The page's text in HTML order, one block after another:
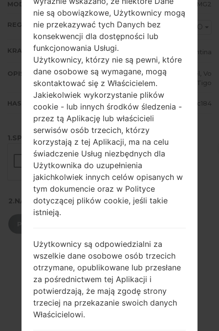
MODEM/CP WERSJA I8260LUBAMG2
REGION ARO
KRAJ Argentina
OPIS
Personal, Claro, Movistar, Ancel, Vo
x, Tigo
HASH ebf51296bfbf8791aee249f996aac184
1.SPRAWDŹ RECAPTCHA
2.NACIŚNIJ, ABY POBRAĆ
nie są obowiązkowe, Użytkownicy mogą
nie przekazywać tych Danych bez
konsekwencji dla dostępności lub
funkcjonowania Usługi.
Użytkownicy, którzy nie są pewni, które
dane osobowe są wymagane, mogą
skontaktować się z Właścicielem.
Jakiekolwiek wykorzystanie plików
cookie - lub innych środków śledzenia -
przez tą Aplikację lub właścicieli
serwisów osób trzecich, którzy
korzystają z tej Aplikacji, ma na celu
świadczenie Usług niezbędnych dla
Użytkownika do uzupełnienia
jakichkolwiek innych celów opisanych w
tym dokumencie oraz w Polityce
dotyczącej plików cookie, jeśli takie
istnieją.
Użytkownicy są odpowiedzialni za
wszelkie dane osobowe osób trzecich
otrzymane, opublikowane lub przesłane
za pośrednictwem tej Aplikacji i
potwierdzają, że mają zgodę strony
trzeciej na przekazanie swoich danych
Właścicielowi.